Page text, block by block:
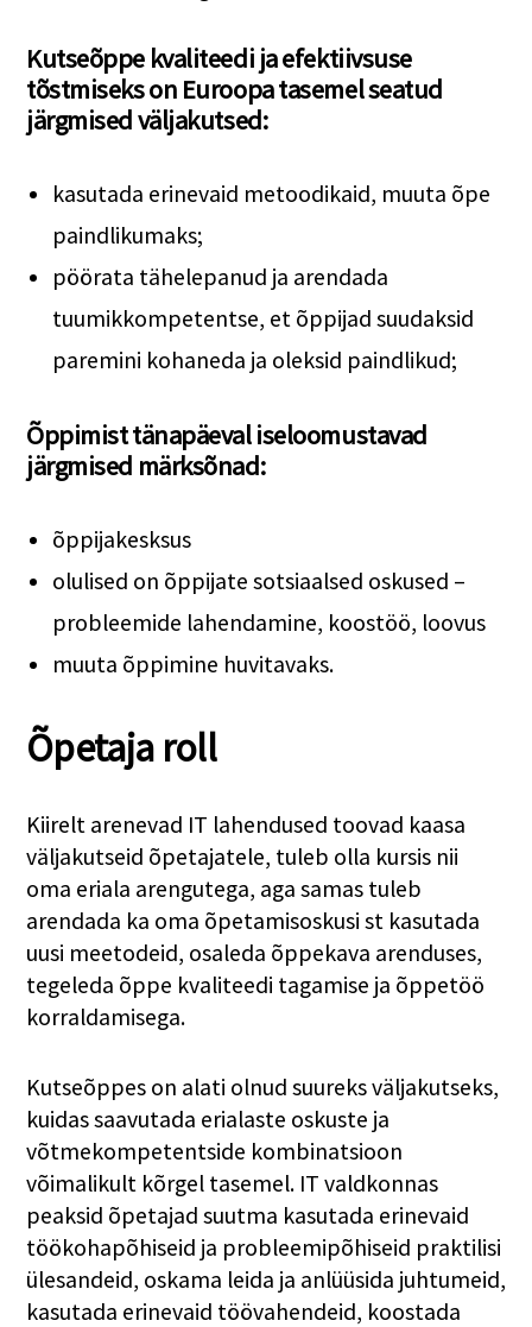
Kutseõppe kvaliteedi ja efektiivsuse
tõstmiseks on Euroopa tasemel seatud
järgmised väljakutsed:
kasutada erinevaid metoodikaid, muuta õpe
paindlikumaks;
pöörata tähelepanud ja arendada
tuumikkompetentse, et õppijad suudaksid
paremini kohaneda ja oleksid paindlikud;
Õppimist tänapäeval iseloomustavad
järgmised märksõnad:
õppijakesksus
olulised on õppijate sotsiaalsed oskused –
probleemide lahendamine, koostöö, loovus
muuta õppimine huvitavaks.
Õpetaja roll
Kiirelt arenevad IT lahendused toovad kaasa
väljakutseid õpetajatele, tuleb olla kursis nii
oma eriala arengutega, aga samas tuleb
arendada ka oma õpetamisoskusi st kasutada
uusi meetodeid, osaleda õppekava arenduses,
tegeleda õppe kvaliteedi tagamise ja õppetöö
korraldamisega.
Kutseõppes on alati olnud suureks väljakutseks,
kuidas saavutada erialaste oskuste ja
võtmekompetentside kombinatsioon
võimalikult kõrgel tasemel. IT valdkonnas
peaksid õpetajad suutma kasutada erinevaid
töökohapõhiseid ja probleemipõhiseid praktilisi
ülesandeid, oskama leida ja anlüüsida juhtumeid,
kasutada erinevaid töövahendeid, koostada